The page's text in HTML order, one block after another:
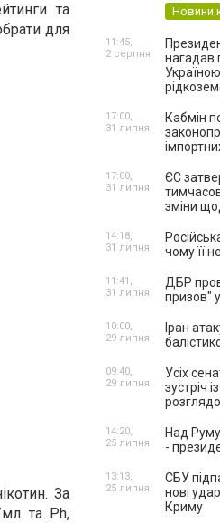
та
для
За
мл та Ph,
Новини
нагадав
11:45,
2 серпня
Кабмін
17:00,
31 липня
ЄС
зміни
17:00,
31 липня
чому її
14:18,
31 липня
ДБР
призов"
11:41,
31 липня
Іран
10:00,
29 липня
Усіх
зустріч
09:40,
29 липня
Над
-
14:20,
25 липня
СБУ
нові
Криму
13:13,
25 липня